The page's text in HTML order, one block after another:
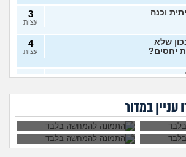
וכנה 3
עצות
שלא
יחסים?
4
עצות
הייתי
(רווקה, בת 28)
6
(אנונימי,
3
עצות
ואני לא
לזוגיות
7
במדור
האם להתגרש בשביל
ריגוש?
הוא התאהב בבחורה